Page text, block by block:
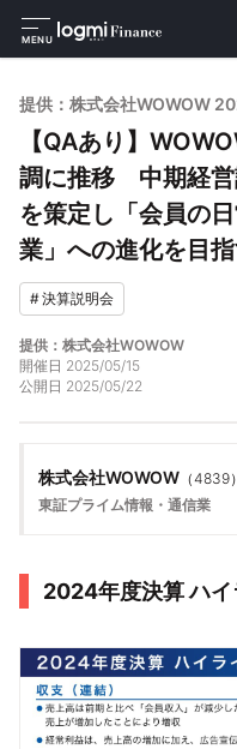
MENU
提供：株式会社WOWOW
【QAあり】
調に推移 中期経営
を策定し「会員の
業」への進化を目
#決算説明会
提供：株式会社WOWOW
開催日 2025/05/15
公開日 2025/05/22
株式会社WOWOW （4839）
東証プライム情報・通信業
2024年度決算 ハ